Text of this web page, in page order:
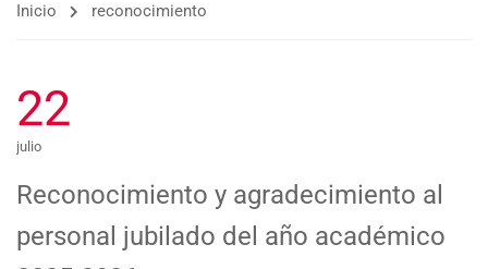
Inicio reconocimiento
22
julio
Reconocimiento y agradecimiento al
personal jubilado del año académico